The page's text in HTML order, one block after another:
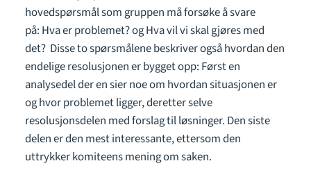
hovedspørsmål som gruppen må forsøke å svare
på: Hva er problemet? og Hva vil vi skal gjøres med
det? Disse to spørsmålene beskriver også hvordan den
endelige resolusjonen er bygget opp: Først en
analysedel der en sier noe om hvordan situasjonen er
og hvor problemet ligger, deretter selve
resolusjonsdelen med forslag til løsninger. Den siste
delen er den mest interessante, ettersom den
uttrykker komiteens mening om saken.